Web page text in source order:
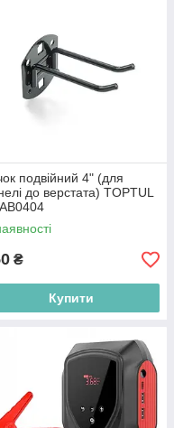
подвійний 4" (для
до верстата) TOPTUL
₴
Купити